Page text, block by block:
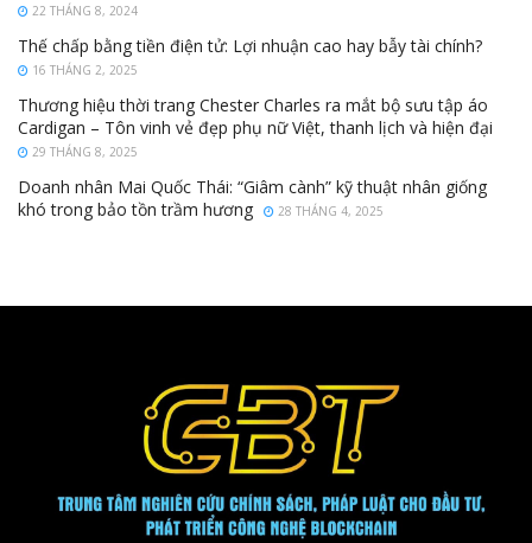
22 THÁNG 8, 2024
Thế chấp bằng tiền điện tử: Lợi nhuận cao hay bẫy tài chính?
16 THÁNG 2, 2025
Thương hiệu thời trang Chester Charles ra mắt bộ sưu tập áo
Cardigan – Tôn vinh vẻ đẹp phụ nữ Việt, thanh lịch và hiện đại
29 THÁNG 8, 2025
Doanh nhân Mai Quốc Thái: “Giâm cành” kỹ thuật nhân giống
khó trong bảo tồn trầm hương
28 THÁNG 4, 2025